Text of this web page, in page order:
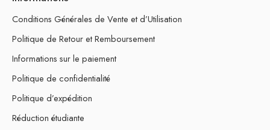
Conditions Générales de Vente et d’Utilisation
Politique de Retour et Remboursement
Informations sur le paiement
Politique de confidentialité
Politique d’expédition
Réduction étudiante